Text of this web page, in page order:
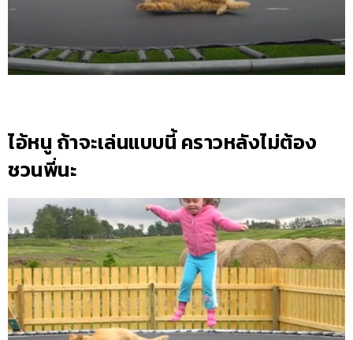
ไอ้หนู ถ้าจะเล่นแบบนี้ คราวหลังไม่ต้อง
ชวนพี่นะ